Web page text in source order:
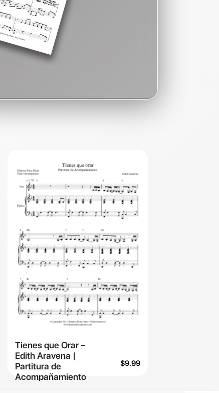
Tienes que Orar –
Edith Aravena |
Partitura de
Acompañamiento
$9.99